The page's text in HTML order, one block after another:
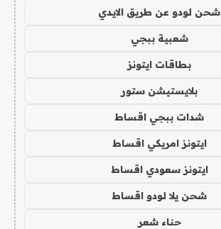
شحن لودو عن طريق الايدي
شعبية ببجي
بطاقات ايتونز
بلايستيشن ستور
شدات ببجي اقساط
ايتونز امريكي اقساط
ايتونز سعودي اقساط
شحن يلا لودو اقساط
حناء شعر